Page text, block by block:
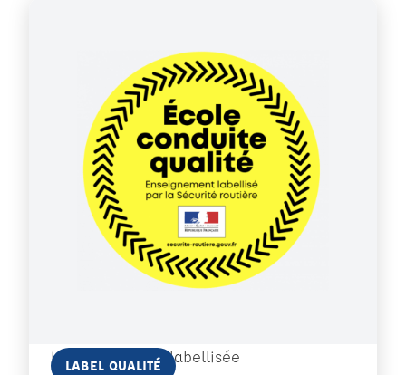
Une auto-école labellisée
En savoir plus
LABEL QUALITÉ